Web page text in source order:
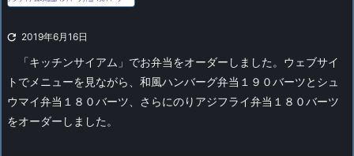
 2019年6月16日
「キッチンサイアム」でお弁当をオーダーしました。ウェブサイ
トでメニューを見ながら、和風ハンバーグ弁当１９０バーツとシュ
ウマイ弁当１８０バーツ、さらにのりアジフライ弁当１８０バーツ
をオーダーしました。